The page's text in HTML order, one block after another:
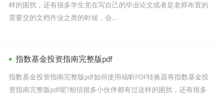
样的困扰，还有很多学生党在写自己的毕业论文或者是老师布置的
需要交的文档作业之类的时候，会...
指数基金投资指南完整版pdf
指数基金投资指南完整版pdf如何使用福昕PDF转换器将指数基金投
资指南完整版pdf呢?相信很多小伙伴都有过这样的困扰，还有很多